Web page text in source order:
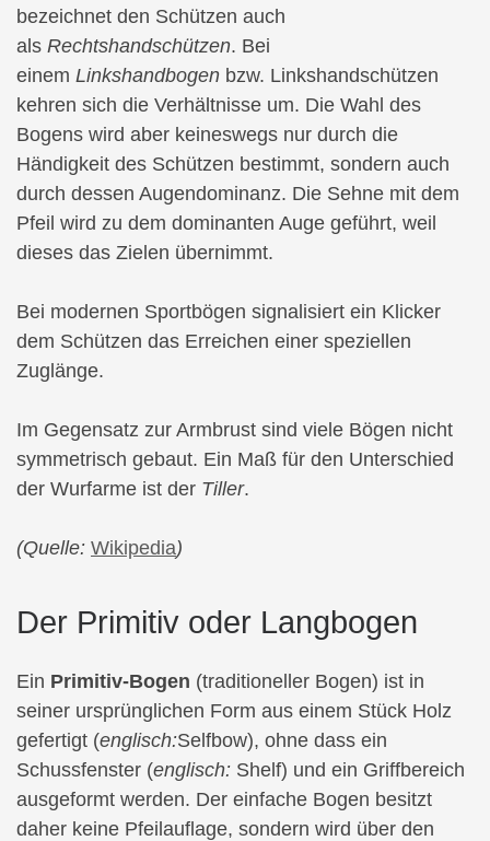
bezeichnet den Schützen auch
als Rechtshandschützen. Bei
einem Linkshandbogen bzw. Linkshandschützen
kehren sich die Verhältnisse um. Die Wahl des
Bogens wird aber keineswegs nur durch die
Händigkeit des Schützen bestimmt, sondern auch
durch dessen Augendominanz. Die Sehne mit dem
Pfeil wird zu dem dominanten Auge geführt, weil
dieses das Zielen übernimmt.
Bei modernen Sportbögen signalisiert ein Klicker
dem Schützen das Erreichen einer speziellen
Zuglänge.
Im Gegensatz zur Armbrust sind viele Bögen nicht
symmetrisch gebaut. Ein Maß für den Unterschied
der Wurfarme ist der Tiller.
(Quelle: Wikipedia)
Der Primitiv oder Langbogen
Ein Primitiv-Bogen (traditioneller Bogen) ist in
seiner ursprünglichen Form aus einem Stück Holz
gefertigt (englisch:Selfbow), ohne dass ein
Schussfenster (englisch: Shelf) und ein Griffbereich
ausgeformt werden. Der einfache Bogen besitzt
daher keine Pfeilauflage, sondern wird über den